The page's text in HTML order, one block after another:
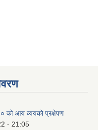
आय व्ययको प्रक्षेपण
- 21:05